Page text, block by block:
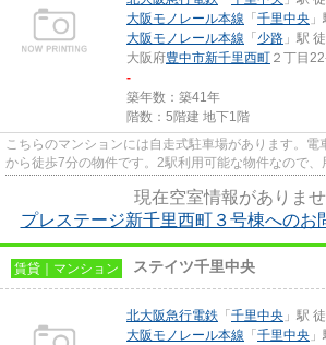
大阪モノレール本線 「 千里中央
大阪モノレール本線 「 少路 」駅
大阪府豊中市新千里西町 ２丁目
-
築年数：築41年
階数：5階建 地下1階
こちらのマンションには自走式駐車場があります。電
から徒歩7分の物件です。2駅利用可能な物件なので
現在空室情報がありませ
プレステージ新千里西町３号棟へのお
賃貸｜マンション ステイツ千里中央
北大阪急行電鉄 「 千里中央 」駅
大阪モノレール本線 「 千里中央